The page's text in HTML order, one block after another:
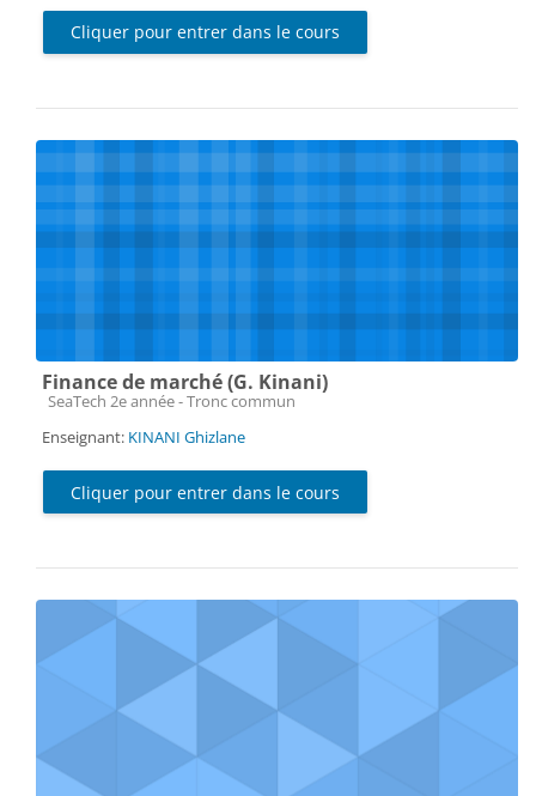
Cliquer pour entrer dans le cours
Finance de marché (G. Kinani)
Catégorie de cours
SeaTech 2e année - Tronc commun
Enseignant: KINANI Ghizlane
Cliquer pour entrer dans le cours